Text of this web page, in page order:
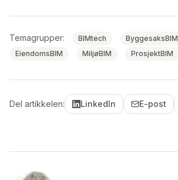
Temagrupper: BIMtech
ByggesaksBIM
EiendomsBIM
MiljøBIM ProsjektBIM
Del artikkelen: LinkedIn E-post